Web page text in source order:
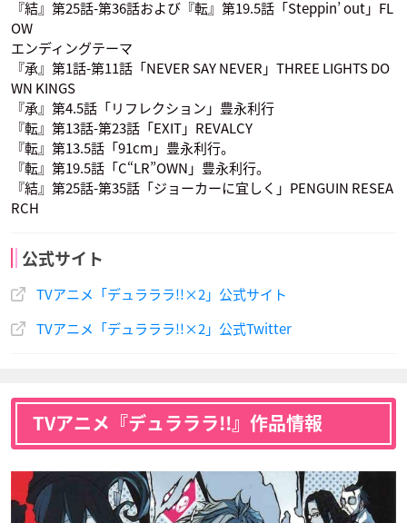
聖辺ルリ
田中トム 四木春也 葛原金之助
声優：M・A・O
声優：藤田咲 声優：大塚明夫 声優：堀江一眞
『結』第25話-第36話および『転』第19.5話「Steppin’ out」FL
OW
エンディングテーマ
『承』第1話-第11話「NEVER SAY NEVER」THREE LIGHTS DO
WN KINGS
『承』第4.5話「リフレクション」豊永利行
『転』第13話-第23話「EXIT」REVALCY
『転』第13.5話「91cm」豊永利行。
『転』第19.5話「C“LR”OWN」豊永利行。
『結』第25話-第35話「ジョーカーに宜しく」PENGUIN RESEA
RCH
公式サイト
TVアニメ「デュラララ!!×2」公式サイト
TVアニメ「デュラララ!!×2」公式Twitter
TVアニメ『デュラララ!!』作品情報